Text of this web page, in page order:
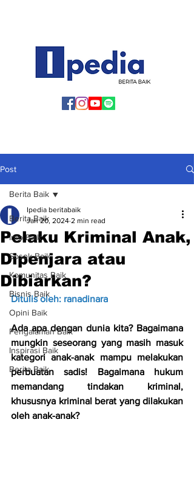
Post
Berita Baik
Info Baik
Sosok Baik
Komunitas Baik
Bisnis Baik
Opini Baik
Pengalaman Baik
Inspirasi Baik
Berita Baik
Berita Baik
Pelaku Kriminal Anak,
Dipenjara atau
Dibiarkan?
Ipedia beritabaik
Jan 20, 2024 2 min read
Ditulis oleh: ranadinara
Ada apa dengan dunia kita? Bagaimana
mungkin seseorang yang masih masuk
kategori anak-anak mampu melakukan
perbuatan sadis! Bagaimana hukum
memandang tindakan kriminal,
khususnya kriminal berat yang dilakukan
oleh anak-anak?